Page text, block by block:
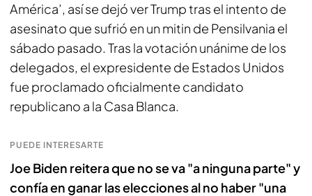
América’, así se dejó ver Trump tras el intento de
asesinato que sufrió en un mitin de Pensilvania el
sábado pasado. Tras la votación unánime de los
delegados, el expresidente de Estados Unidos
fue proclamado oficialmente candidato
republicano a la Casa Blanca.
PUEDE INTERESARTE
Joe Biden reitera que no se va "a ninguna parte" y
confía en ganar las elecciones al no haber "una